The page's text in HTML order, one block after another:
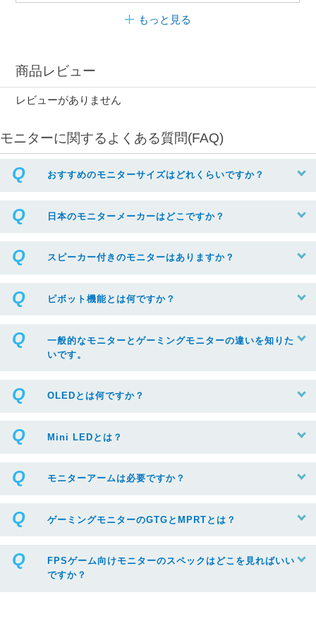
もっと見る
商品レビュー
レビューがありません
モニターに関するよくある質問(FAQ)
おすすめのモニターサイズはどれくらいですか？
日本のモニターメーカーはどこですか？
スピーカー付きのモニターはありますか？
ピボット機能とは何ですか？
一般的なモニターとゲーミングモニターの違いを知りた
いです。
OLEDとは何ですか？
Mini LEDとは？
モニターアームは必要ですか？
ゲーミングモニターのGTGとMPRTとは？
FPSゲーム向けモニターのスペックはどこを見ればいい
ですか？